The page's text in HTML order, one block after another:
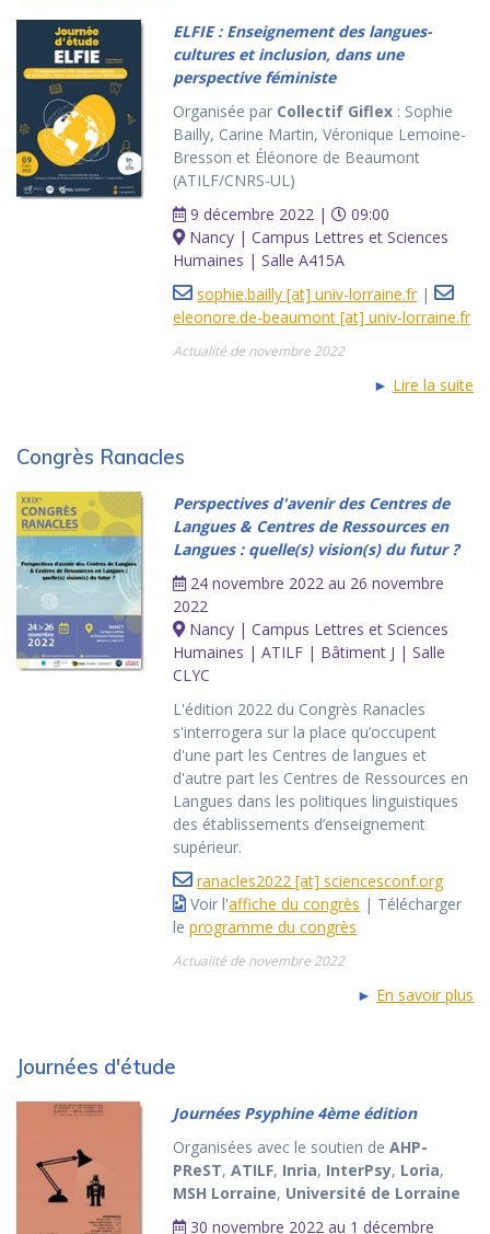
ELFIE : Enseignement des langues-
cultures et inclusion, dans une
perspective féministe
Organisée par Collectif Giflex : Sophie
Bailly, Carine Martin, Véronique Lemoine-
Bresson et Éléonore de Beaumont
(ATILF/CNRS-UL)
9 décembre 2022 |
09:00
Nancy | Campus Lettres et Sciences
Humaines | Salle A415A
sophie.bailly [at] univ-lorraine.fr|
eleonore.de-beaumont [at] univ-lorraine.fr
Actualité de novembre 2022
► Lire la suite
Congrès Ranacles
Perspectives d'avenir des Centres de
Langues & Centres de Ressources en
Langues : quelle(s) vision(s) du futur ?
24 novembre 2022 au 26 novembre
2022
Nancy | Campus Lettres et Sciences
Humaines | ATILF | Bâtiment J | Salle
CLYC
L'édition 2022 du Congrès Ranacles
s'interrogera sur la place qu’occupent
d'une part les Centres de langues et
d'autre part les Centres de Ressources en
Langues dans les politiques linguistiques
des établissements d’enseignement
supérieur.
ranacles2022 [at] sciencesconf.org
Voir l'affiche du congrès | Télécharger
leprogramme du congrès
Actualité de novembre 2022
► En savoir plus
Journées d'étude
Journées Psyphine 4ème édition
Organisées avec le soutien deAHP-
PReST,ATILF, Inria, InterPsy, Loria,
MSH Lorraine, Université de Lorraine
30 novembre 2022 au 1 décembre